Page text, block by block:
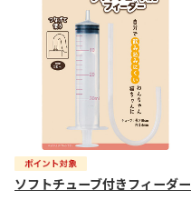
ソフトチューブ付きフィーダー